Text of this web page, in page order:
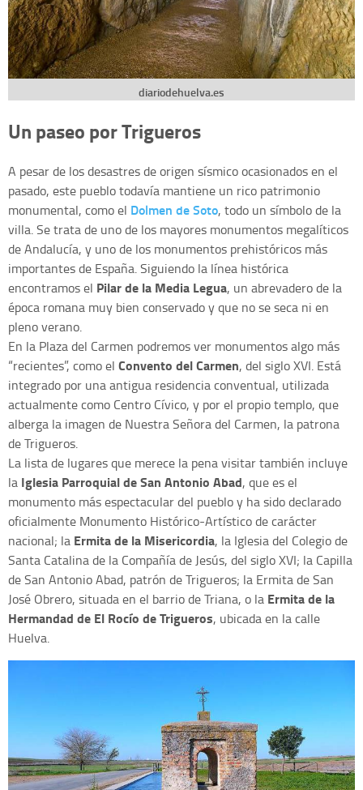
diariodehuelva.es
Un paseo por Trigueros
A pesar de los desastres de origen sísmico ocasionados en el
pasado, este pueblo todavía mantiene un rico patrimonio
monumental, como el Dolmen de Soto, todo un símbolo de la
villa. Se trata de uno de los mayores monumentos megalíticos
de Andalucía, y uno de los monumentos prehistóricos más
importantes de España. Siguiendo la línea histórica
encontramos el Pilar de la Media Legua, un abrevadero de la
época romana muy bien conservado y que no se seca ni en
pleno verano.
En la Plaza del Carmen podremos ver monumentos algo más
“recientes”, como el Convento del Carmen, del siglo XVI. Está
integrado por una antigua residencia conventual, utilizada
actualmente como Centro Cívico, y por el propio templo, que
alberga la imagen de Nuestra Señora del Carmen, la patrona
de Trigueros.
La lista de lugares que merece la pena visitar también incluye
la Iglesia Parroquial de San Antonio Abad, que es el
monumento más espectacular del pueblo y ha sido declarado
oficialmente Monumento Histórico-Artístico de carácter
nacional; la Ermita de la Misericordia, la Iglesia del Colegio de
Santa Catalina de la Compañía de Jesús, del siglo XVI; la Capilla
de San Antonio Abad, patrón de Trigueros; la Ermita de San
José Obrero, situada en el barrio de Triana, o la Ermita de la
Hermandad de El Rocío de Trigueros, ubicada en la calle
Huelva.